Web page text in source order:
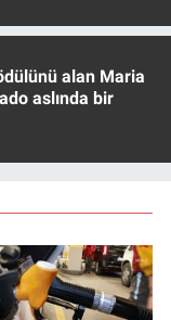
alan Maria
aslında bir